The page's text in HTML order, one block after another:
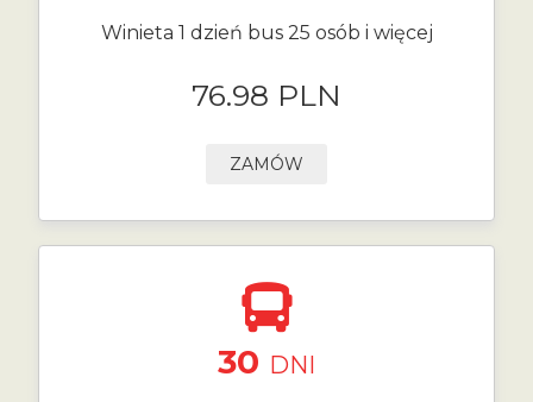
Winieta 1 dzień bus 25 osób i więcej
76.98 PLN
ZAMÓW
30 DNI